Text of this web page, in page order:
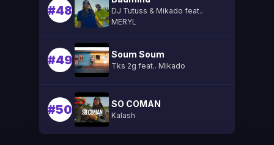
#48
DJ Tutuss & Mikado feat..
MERYL
#49 Soum Soum
Tks 2g feat.. Mikado
#50 SO COMAN
Kalash